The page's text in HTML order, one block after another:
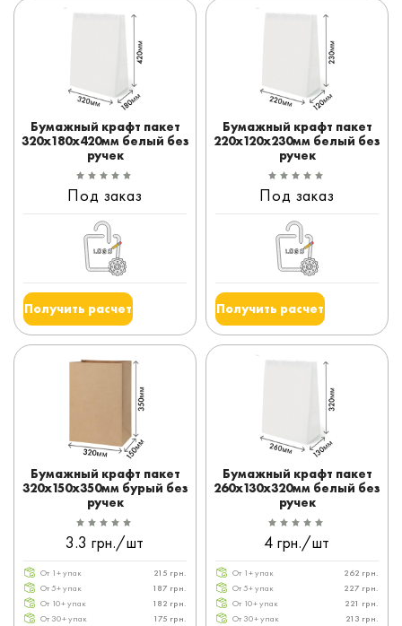
Бумажный крафт пакет
320x180x420мм белый без
ручек
Под заказ
Получить расчет
Бумажный крафт пакет
220x120x230мм белый без
ручек
Под заказ
Получить расчет
Бумажный крафт пакет
320x150x350мм бурый без
ручек
3.3 грн./шт
От 1+ упак
215 грн.
От 5+ упак
187 грн.
От 10+ упак
182 грн.
От 30+ упак
175 грн.
Бумажный крафт пакет
260x130x320мм белый без
ручек
4 грн./шт
От 1+ упак
262 грн.
От 5+ упак
227 грн.
От 10+ упак
221 грн.
От 30+ упак
213 грн.